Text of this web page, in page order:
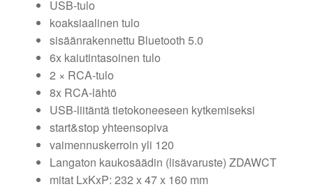
USB-tulo
koaksiaalinen tulo
sisäänrakennettu Bluetooth 5.0
6x kaiutintasoinen tulo
2 × RCA-tulo
8x RCA-lähtö
USB-liitäntä tietokoneeseen kytkemiseksi
start&stop yhteensopiva
vaimennuskerroin yli 120
Langaton kaukosäädin (lisävaruste) ZDAWCT
mitat LxKxP: 232 x 47 x 160 mm